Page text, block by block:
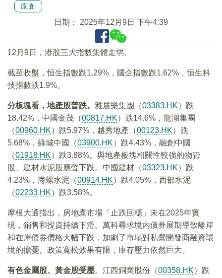
原創
日期： 2025年12月9日 下午4:39
12月9日，港股三大指數集體走弱。
截至收盤，恒生指數跌1.29%，國企指數跌1.62%，恒生科
技指數跌1.9%。
分板塊看，地產股普跌。 雅居樂集團（03383.HK）跌
18.42%，中國金茂（00817.HK）跌14.6%，龍湖集團
（00960.HK）跌5.97%，越秀地產（00123.HK）跌
5.68%，綠城中國（03900.HK）跌4.43%，融創中國
（01918.HK）跌3.88%。與地產板塊相關性較強的物管
股、建材水泥股應聲下跌。中國建材（03323.HK）跌
4.23%，海螺水泥（00914.HK）跌4.05%，西部水泥
（02233.HK）跌3.58%。
摩根大通指出，房地產市場「止跌回穩」未在2025年實
現，銷售和投資持續下滑。萬科尋求境内債券展期導致離岸
和在岸債券價格大幅下跌，加劇了市場對私營開發商融資環
境的擔憂。政策寬松效果有限，庫存壓力依然巨大。
有色金屬股、黃金股受壓。江西銅業股份（00358.HK）跌